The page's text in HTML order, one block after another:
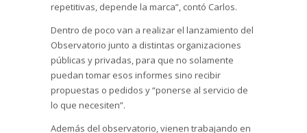
repetitivas, depende la marca”, contó Carlos.
Dentro de poco van a realizar el lanzamiento del
Observatorio junto a distintas organizaciones
públicas y privadas, para que no solamente
puedan tomar esos informes sino recibir
propuestas o pedidos y “ponerse al servicio de
lo que necesiten”.
Además del observatorio, vienen trabajando en